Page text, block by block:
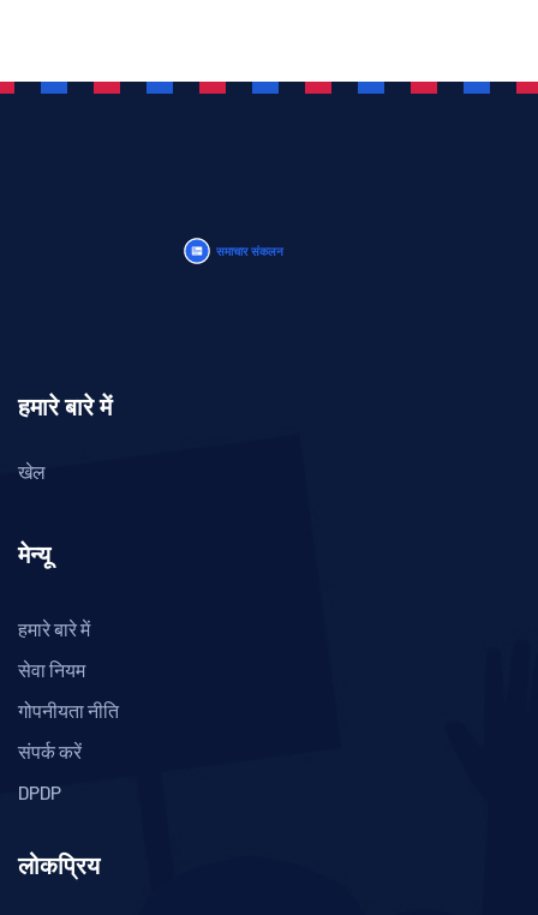
हमारे बारे में
खेल
मेन्यू
हमारे बारे में
सेवा नियम
गोपनीयता नीति
संपर्क करें
DPDP
लोकप्रिय